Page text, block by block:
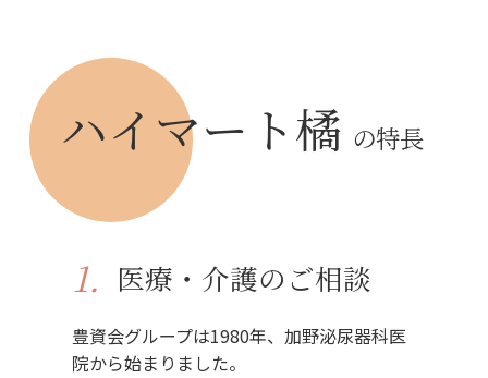
ハイマート橘 の特長
1. 医療・介護のご相談
豊資会グループは1980年、加野泌尿器科医
院から始まりました。